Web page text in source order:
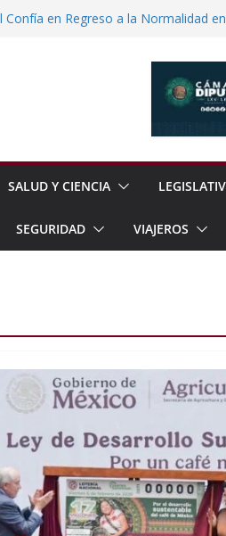
Confía en Regreso a la Normalidad
Ciclones
de la Vendimia Esperan 90 mil
SALUD Y CIENCIA
SEGURIDAD VIAJEROS